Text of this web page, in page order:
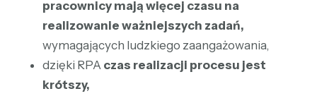
pracownicy mają więcej czasu na
realizowanie ważniejszych zadań,
wymagających ludzkiego zaangażowania,
dzięki RPA czas realizacji procesu jest
krótszy,